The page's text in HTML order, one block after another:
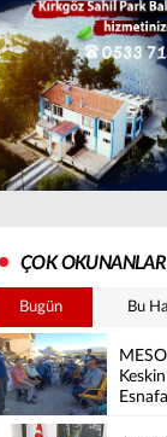
ÇOK OKUNANLAR
Bugün Bu